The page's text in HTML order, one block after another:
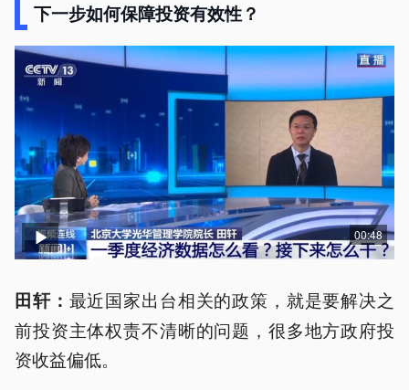
下一步如何保障投资有效性？
00:48
田轩： 最近国家出台相关的政策，就是要解决之
前投资主体权责不清晰的问题，很多地方政府投
资收益偏低。